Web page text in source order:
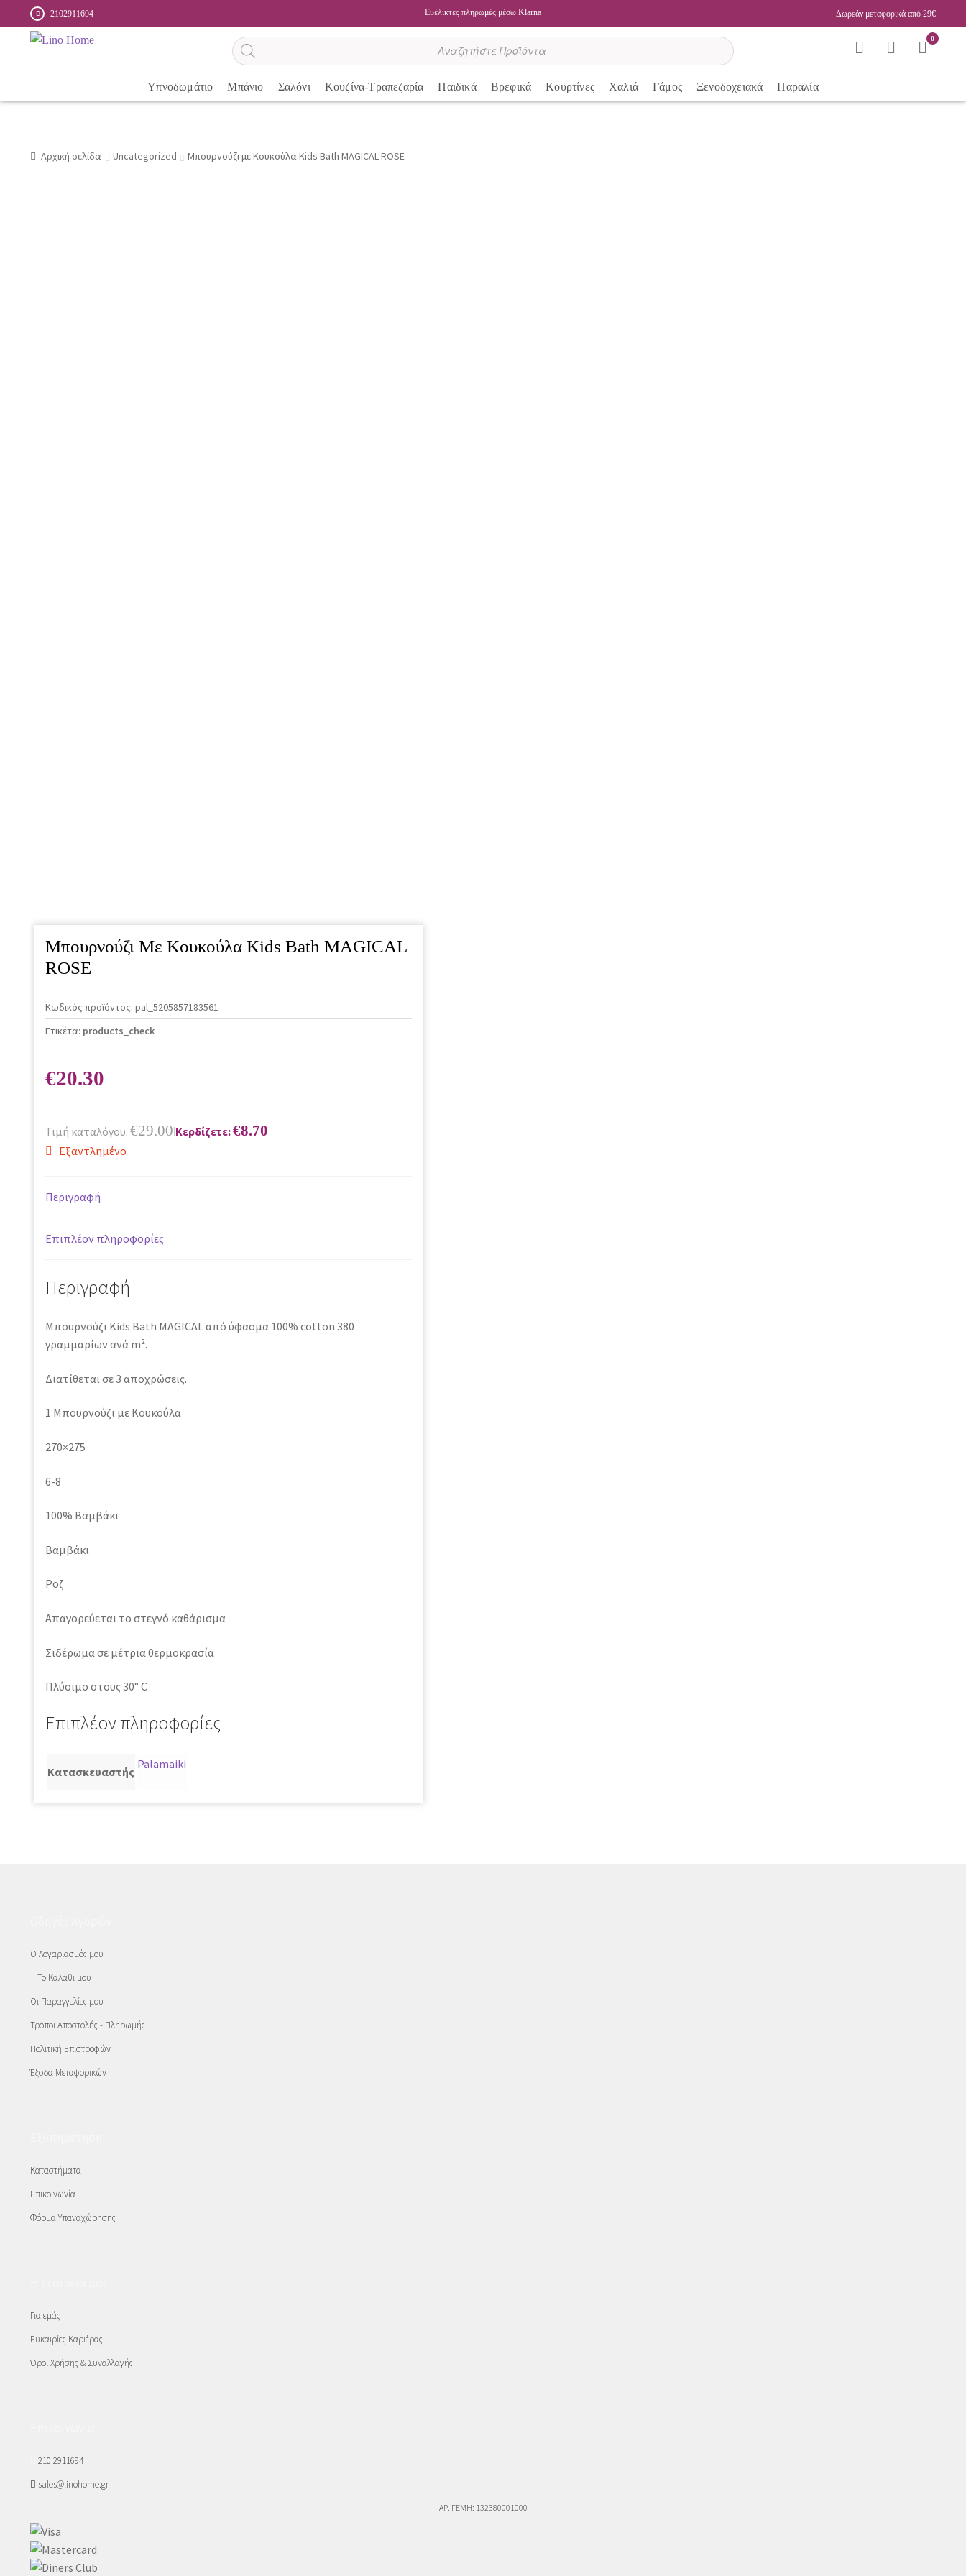
2102911694 Ευέλικτες πληρωμές μέσω Klarna Δωρεάν μεταφορικά από 29€
Αναζήτηση
προϊόντων
0
Υπνοδωμάτιο Μπάνιο Σαλόνι Κουζίνα-Τραπεζαρία Παιδικά Βρεφικά Κουρτίνες Χαλιά Γάμος Ξενοδοχειακά Παραλία
Αρχική σελίδα Uncategorized Μπουρνούζι με Κουκούλα Kids Bath MAGICAL ROSE
Μπουρνούζι Με Κουκούλα Kids Bath MAGICAL
ROSE
Κωδικός προϊόντος: pal_5205857183561
Ετικέτα: products_check
€20.30
Τιμή καταλόγου: €29.00|Κερδίζετε:€8.70
Εξαντλημένο
Περιγραφή
Επιπλέον πληροφορίες
Περιγραφή
Μπουρνούζι Kids Bath MAGICAL από ύφασμα 100% cotton 380
γραμμαρίων ανά m².
Διατίθεται σε 3 αποχρώσεις.
1 Μπουρνούζι με Κουκούλα
270×275
6-8
100% Βαμβάκι
Βαμβάκι
Ροζ
Απαγορεύεται το στεγνό καθάρισμα
Σιδέρωμα σε μέτρια θερμοκρασία
Πλύσιμο στους 30° C
Επιπλέον πληροφορίες
Κατασκευαστής
Palamaiki
Ο Λογαριασμός μου
Το Καλάθι μου
Οι Παραγγελίες μου
Τρόποι Αποστολής - Πληρωμής
Πολιτική Επιστροφών
Έξοδα Μεταφορικών
Καταστήματα
Επικοινωνία
Φόρμα Υπαναχώρησης
Για εμάς
Ευκαιρίες Καριέρας
Όροι Χρήσης & Συναλλαγής
210 2911694
sales@linohome.gr
ΑΡ. ΓΕΜΗ: 132380001000